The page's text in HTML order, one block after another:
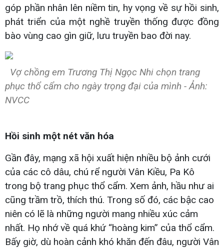
góp phần nhân lên niềm tin, hy vọng về sự hồi sinh,
phát triển của một nghề truyền thống được đồng
bào vùng cao gìn giữ, lưu truyền bao đời nay.
Vợ chồng em Trương Thị Ngọc Nhi chọn trang
phục thổ cẩm cho ngày trọng đại của mình - Ảnh:
NVCC
Hồi sinh một nét văn hóa
Gần đây, mạng xã hội xuất hiện nhiều bộ ảnh cưới
của các cô dâu, chú rể người Vân Kiều, Pa Kô
trong bộ trang phục thổ cẩm. Xem ảnh, hầu như ai
cũng trầm trồ, thích thú. Trong số đó, các bậc cao
niên có lẽ là những người mang nhiều xúc cảm
nhất. Họ nhớ về quá khứ “hoàng kim” của thổ cẩm.
Bấy giờ, dù hoàn cảnh khó khăn đến đâu, người Vân